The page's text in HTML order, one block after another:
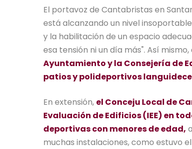
El portavoz de Cantabristas en
está alcanzando un nivel
y la habilitación de un espacio
esa tensión ni un día más". Así
Ayuntamiento y la Consejería de
patios y polideportivos
En extensión, el Conceju Local de
Evaluación de Edificios (IEE) en
deportivas con menores de edad,
muchas instalaciones, como estuvo